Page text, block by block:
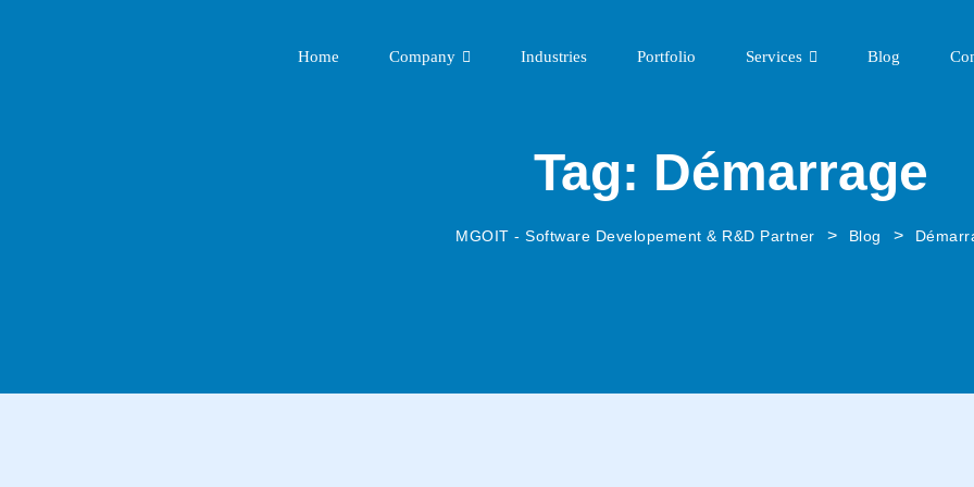
Home Company Industries Portfolio Services Blog
Tag: Démarrage
MGOIT - Software Developement & R&D Partner > Blog >